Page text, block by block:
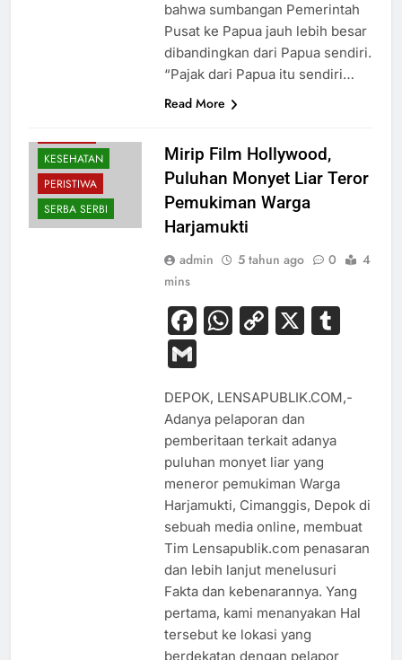
bahwa sumbangan Pemerintah
Pusat ke Papua jauh lebih besar
dibandingkan dari Papua sendiri.
“Pajak dari Papua itu sendiri…
Read More
KESEHATAN
PERISTIWA
SERBA SERBI
Mirip Film Hollywood,
Puluhan Monyet Liar Teror
Pemukiman Warga
Harjamukti
admin 5 tahun ago 0
4
mins
Facebook
WhatsApp
Copy
X
Gmail
DEPOK, LENSAPUBLIK.COM,-
Adanya pelaporan dan
pemberitaan terkait adanya
puluhan monyet liar yang
meneror pemukiman Warga
Harjamukti, Cimanggis, Depok di
sebuah media online, membuat
Tim Lensapublik.com penasaran
dan lebih lanjut menelusuri
Fakta dan kebenarannya. Yang
pertama, kami menanyakan Hal
tersebut ke lokasi yang
berdekatan dengan pelapor